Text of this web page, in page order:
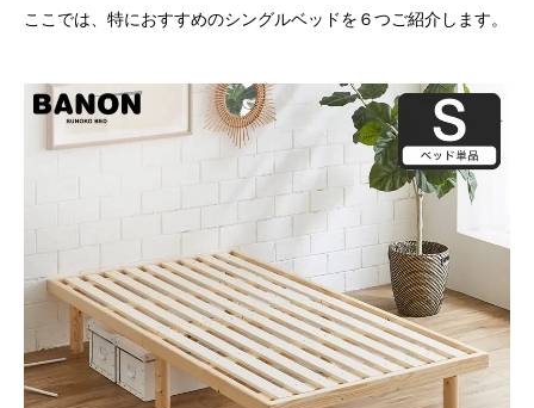
ここでは、特におすすめのシングルベッドを６つご紹介します。